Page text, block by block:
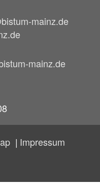
mainz.de
mainz.de
Impressum